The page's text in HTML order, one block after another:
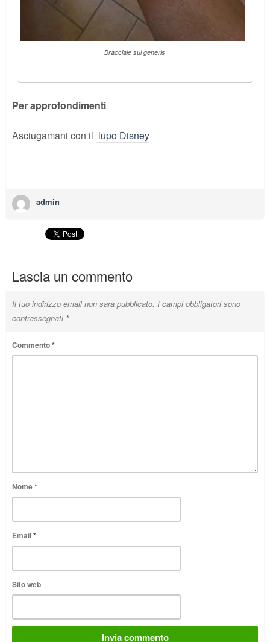
Bracciale sui generis
Per approfondimenti
Asciugamani con il lupo Disney
admin
Lascia un commento
Il tuo indirizzo email non sarà pubblicato. I campi obbligatori sono
contrassegnati *
Commento*
Nome*
Email*
Sito web